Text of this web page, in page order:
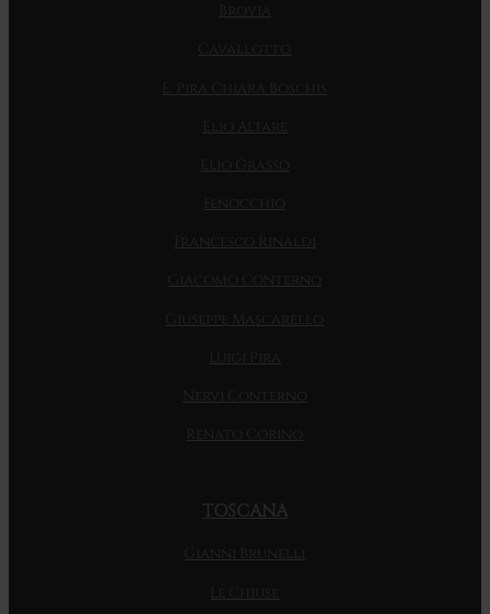
Brovia
Cavallotto
E. Pira Chiara Boschis
Elio Altare
Elio Grasso
Fenocchio
Francesco Rinaldi
Giacomo Conterno
Giuseppe Mascarello
Luigi Pira
Nervi Conterno
Renato Corino
TOSCANA
Gianni Brunelli
Le Chiuse